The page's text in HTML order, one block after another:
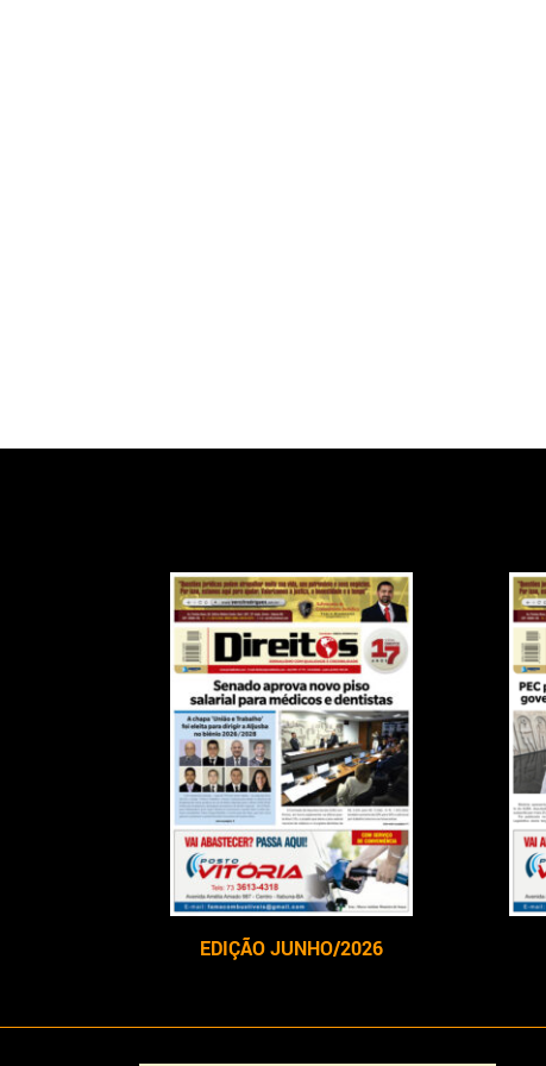
EDIÇÃO JUNHO/2026